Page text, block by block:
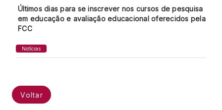
Últimos dias para se inscrever nos cursos de pesquisa
em educação e avaliação educacional oferecidos pela
FCC
Notícias
Voltar